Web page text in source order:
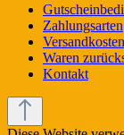
Zahlungsarten
Versandkosten
Waren
Kontakt